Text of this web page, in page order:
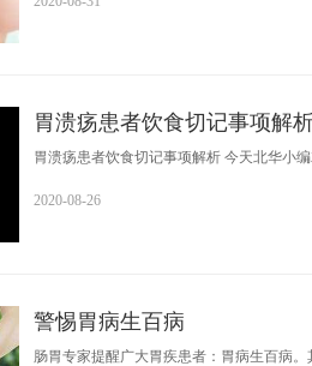
胃溃疡患者饮食切记事项解
胃溃疡患者饮食切记事项解析 今天北华小
2020-08-26
警惕胃病生百病
肠胃专家提醒广大胃疾患者：胃病生百病